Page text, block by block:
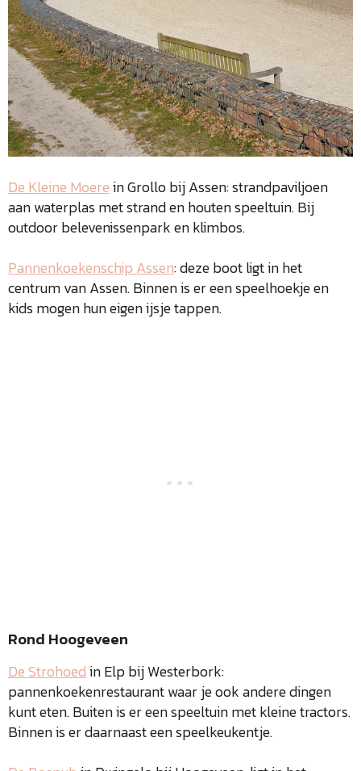
De Kleine Moerein Grollo bij Assen: strandpaviljoen
aan waterplas met strand en houten speeltuin. Bij
outdoor belevenissenpark en klimbos.
Pannenkoekenschip Assen: deze boot ligt in het
centrum van Assen. Binnen is er een speelhoekje en
kids mogen hun eigen ijsje tappen.
Rond Hoogeveen
De Strohoedin Elp bij Westerbork:
pannenkoekenrestaurant waar je ook andere dingen
kunt eten. Buiten is er een speeltuin met kleine tractors.
Binnen is er daarnaast een speelkeukentje.